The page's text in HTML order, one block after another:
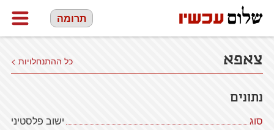
תרומה
צאפא כל ההתנחלויות >
נתונים
סוג
ישוב פלסטיני